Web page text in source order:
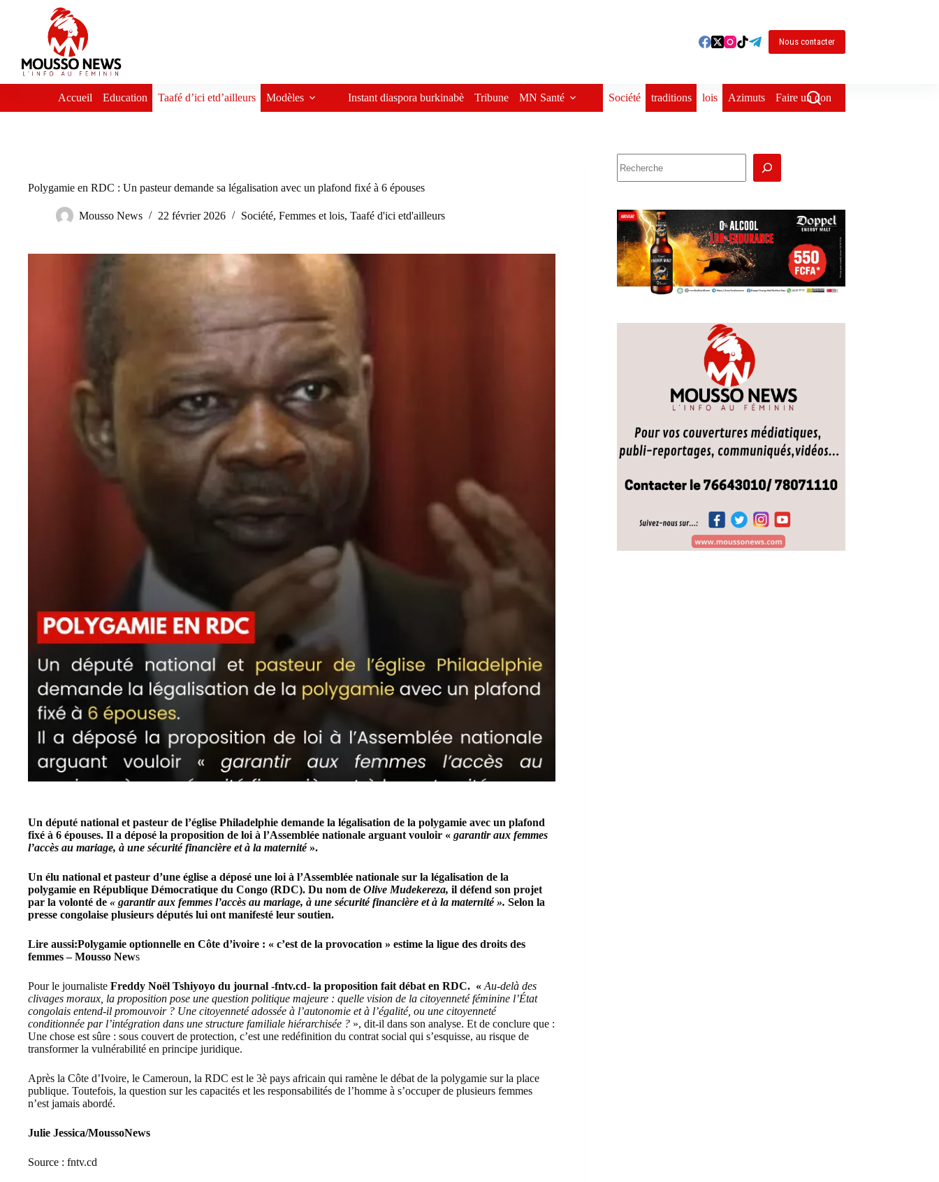
Nous contacter
Accueil Education Taafé d’ici etd’ailleurs Modèles Instant diaspora burkinabè Tribune MN Santé Société traditions lois Azimuts Faire un don
Polygamie en RDC : Un pasteur demande sa légalisation avec un plafond fixé à 6 épouses
Mousso News 22 février 2026 Société, Femmes et lois, Taafé d'ici etd'ailleurs
Un député national et pasteur de l’église Philadelphie demande la légalisation de la polygamie avec un plafond
fixé à 6 épouses. Il a déposé la proposition de loi à l’Assemblée nationale arguant vouloir « garantir aux femmes
l’accès au mariage, à une sécurité financière et à la maternité».
Un élu national et pasteur d’une église a déposé une loi à l’Assemblée nationale sur la légalisation de la
polygamie en République Démocratique du Congo (RDC). Du nom de Olive Mudekereza, il défend son projet
par la volonté de « garantir aux femmes l’accès au mariage, à une sécurité financière et à la maternité ». Selon la
presse congolaise plusieurs députés lui ont manifesté leur soutien.
Lire aussi:Polygamie optionnelle en Côte d’ivoire : « c’est de la provocation » estime la ligue des droits des
femmes – Mousso News
Pour le journaliste Freddy Noël Tshiyoyo du journal -fntv.cd- la proposition fait débat en RDC. « Au-delà des
clivages moraux, la proposition pose une question politique majeure : quelle vision de la citoyenneté féminine l’État
congolais entend-il promouvoir ? Une citoyenneté adossée à l’autonomie et à l’égalité, ou une citoyenneté
conditionnée par l’intégration dans une structure familiale hiérarchisée ? », dit-il dans son analyse. Et de conclure que :
Une chose est sûre : sous couvert de protection, c’est une redéfinition du contrat social qui s’esquisse, au risque de
transformer la vulnérabilité en principe juridique.
Après la Côte d’Ivoire, le Cameroun, la RDC est le 3è pays africain qui ramène le débat de la polygamie sur la place
publique. Toutefois, la question sur les capacités et les responsabilités de l’homme à s’occuper de plusieurs femmes
n’est jamais abordé.
Julie Jessica/MoussoNews
Source : fntv.cd